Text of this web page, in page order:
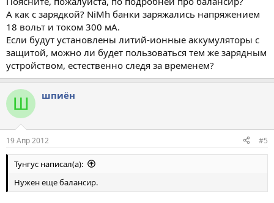
А как с зарядкой? NiMh банки заряжались напряжением
18 вольт и током 300 мА.
Если будут установлены литий-ионные аккумуляторы с
защитой, можно ли будет пользоваться тем же зарядным
устройством, естественно следя за временем?
Ш шпиён
19 Апр 2012 #5
Тунгус написал(а):
Нужен еще балансир.